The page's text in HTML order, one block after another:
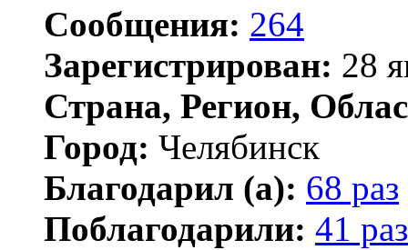
Сообщения: 264
Зарегистрирован: 28
Страна, Регион,
Город: Челябинск
Благодарил (а): 68 раз
Поблагодарили: 41 раз